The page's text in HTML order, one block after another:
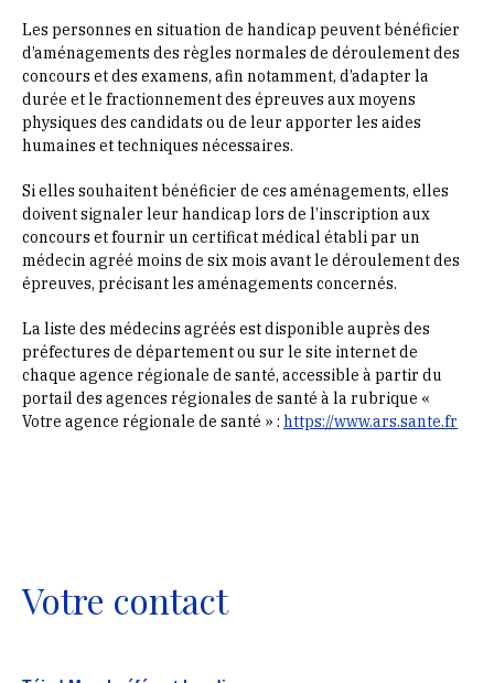
Les personnes en situation de handicap peuvent bénéficier
d’aménagements des règles normales de déroulement des
concours et des examens, afin notamment, d’adapter la
durée et le fractionnement des épreuves aux moyens
physiques des candidats ou de leur apporter les aides
humaines et techniques nécessaires.
Si elles souhaitent bénéficier de ces aménagements, elles
doivent signaler leur handicap lors de l’inscription aux
concours et fournir un certificat médical établi par un
médecin agréé moins de six mois avant le déroulement des
épreuves, précisant les aménagements concernés.
La liste des médecins agréés est disponible auprès des
préfectures de département ou sur le site internet de
chaque agence régionale de santé, accessible à partir du
portail des agences régionales de santé à la rubrique «
Votre agence régionale de santé » : https://www.ars.sante.fr
Votre contact